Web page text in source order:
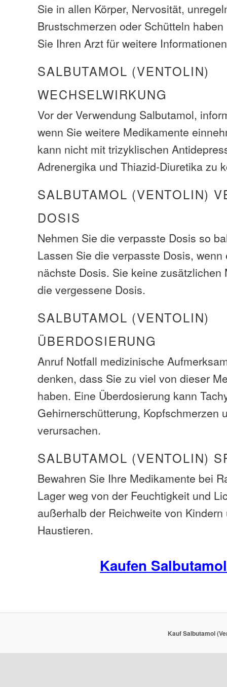
Sie in allen Körper, Nervosität,
Brustschmerzen oder Schütteln
Sie Ihren Arzt für weitere
SALBUTAMOL (VENTOLIN)
WECHSELWIRKUNG
Vor der Verwendung Salbutamol,
wenn Sie weitere Medikamente
kann nicht mit trizyklischen
Adrenergika und Thiazid-Diuretika zu
SALBUTAMOL (VENTOLIN)
DOSIS
Nehmen Sie die verpasste Dosis so
Lassen Sie die verpasste Dosis,
nächste Dosis. Sie keine zusätzlichen
die vergessene Dosis.
SALBUTAMOL (VENTOLIN)
ÜBERDOSIERUNG
Anruf Notfall medizinische
denken, dass Sie zu viel von dieser
haben. Eine Überdosierung kann
Gehirnerschütterung, Kopfschmerzen
verursachen.
SALBUTAMOL (VENTOLIN)
Bewahren Sie Ihre Medikamente bei
Lager weg von der Feuchtigkeit und
außerhalb der Reichweite von
Haustieren.
Kaufen Salbutamol
Kauf Salbutamol